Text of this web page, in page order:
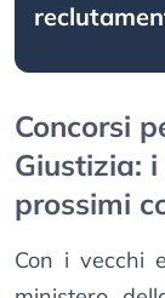
Concorsi
Giustizia:
prossimi
Con i vecchi